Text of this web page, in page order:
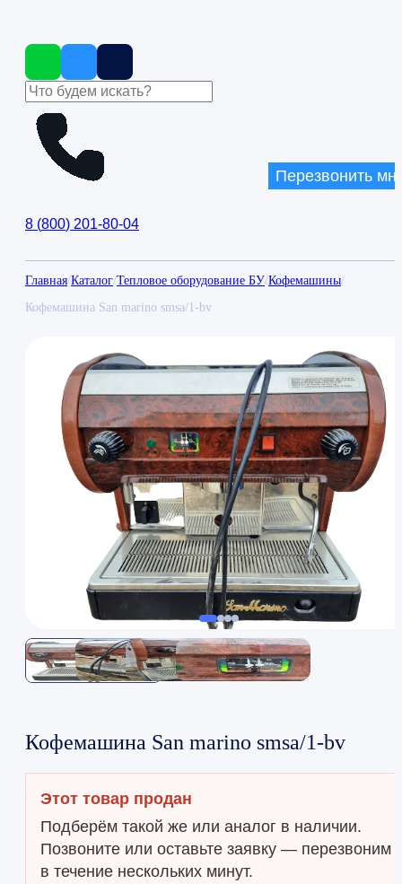
8 (800) 201-80-04
Перезвонить
Главная/Каталог/Тепловое оборудование БУ/Кофемашины/
Кофемашина San marino smsa/1-bv
Кофемашина San marino smsa/1-bv
Этот товар продан
Подберём такой же или аналог в наличии.
Позвоните или оставьте заявку — перезвоним
в течение нескольких минут.